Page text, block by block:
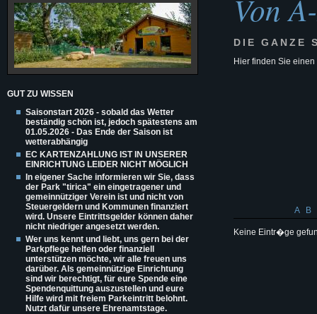
GUT ZU WISSEN
Saisonstart 2026 - sobald das Wetter
beständig schön ist, jedoch spätestens am
01.05.2026 - Das Ende der Saison ist
wetterabhängig
EC KARTENZAHLUNG IST IN UNSERER
EINRICHTUNG LEIDER NICHT MÖGLICH
In eigener Sache informieren wir Sie, dass
der Park "tirica" ein eingetragener und
gemeinnütziger Verein ist und nicht von
Steuergeldern und Kommunen finanziert
wird. Unsere Eintrittsgelder können daher
nicht niedriger angesetzt werden.
Wer uns kennt und liebt, uns gern bei der
Parkpflege helfen oder finanziell
unterstützen möchte, wir alle freuen uns
darüber. Als gemeinnützige Einrichtung
sind wir berechtigt, für eure Spende eine
Spendenquittung auszustellen und eure
Hilfe wird mit freiem Parkeintritt belohnt.
Nutzt dafür unsere Ehrenamtstage.
Von
DIE GANZE
Hier finden Sie
A B
Keine Eintr�ge